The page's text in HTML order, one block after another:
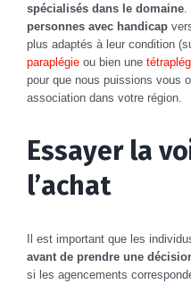
spécialisés dans le domaine
personnes avec handicap
plus adaptés à leur condition
paraplégie ou bien une
pour que nous puissions vous
association dans votre région.
Essayer la
l’achat
Il est important que les
avant de prendre une
si les agencements